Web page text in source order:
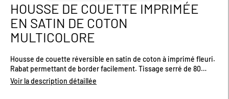
Passer
au
début
de
la
Galerie
d’images
HOUSSE DE COUETTE IMPRIMÉE
EN SATIN DE COTON
MULTICOLORE
Housse de couette réversible en satin de coton à imprimé fleuri.
Rabat permettant de border facilement. Tissage serré de 80
fils/cm² en coton peigné, pour une meilleure résistance au
quotidien et un entretien facile.
Voir la description détaillée